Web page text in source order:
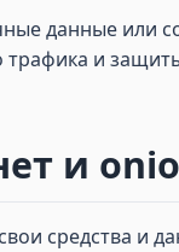
данные или
трафика и
и
средства и